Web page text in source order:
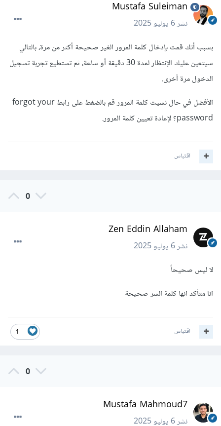
Mustafa Suleiman
نشر6 يوليو 2025
بسبب أنك قمت بإدخال كلمة المرور الغير صحيحة أكثر من مرة، بالتالي
سيتعين عليك الإنتظار لمدة 30 دقيقة أو ساعة، ثم تستطيع تجربة تسجيل
الدخول مرة أخرى.
الأفضل في حال نسيت كلمة المرور قم بالضغط على رابط forgot your
password؟ لإعادة تعيين كلمة المرور.
اقتباس
0
Zen Eddin Allaham
نشر6 يوليو 2025
لا ليس صحيحاً
انا متأكد انها كلمة السر صحيحة
1 اقتباس
0
Mustafa Mahmoud7
نشر6 يوليو 2025